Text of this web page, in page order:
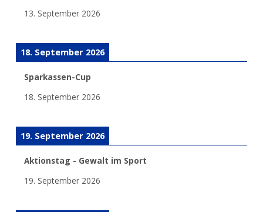
13. September 2026
18. September 2026
Sparkassen-Cup
18. September 2026
19. September 2026
Aktionstag - Gewalt im Sport
19. September 2026